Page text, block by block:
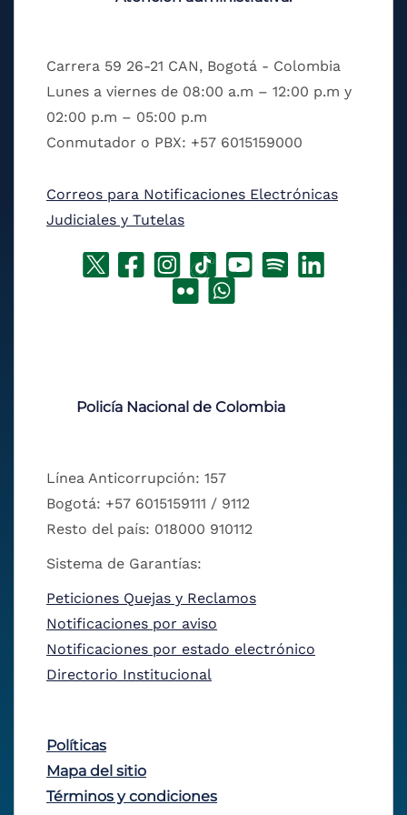
Carrera 59 26-21 CAN, Bogotá - Colombia
Lunes a viernes de 08:00 a.m – 12:00 p.m y
02:00 p.m – 05:00 p.m
Conmutador o PBX: +57 6015159000
Correos para Notificaciones Electrónicas
Judiciales y Tutelas
Policía Nacional de Colombia
Línea Anticorrupción: 157
Bogotá: +57 6015159111 / 9112
Resto del país: 018000 910112
Sistema de Garantías:
Peticiones Quejas y Reclamos
Notificaciones por aviso
Notificaciones por estado electrónico
Directorio Institucional
Políticas
Mapa del sitio
Términos y condiciones